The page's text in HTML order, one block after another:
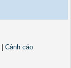
Cảnh cáo